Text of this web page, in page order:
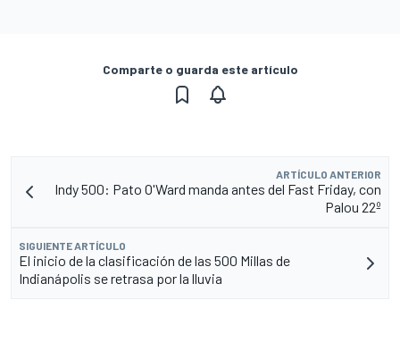
Comparte o guarda este artículo
ARTÍCULO ANTERIOR
Indy 500: Pato O'Ward manda antes del Fast Friday, con
Palou 22º
SIGUIENTE ARTÍCULO
El inicio de la clasificación de las 500 Millas de
Indianápolis se retrasa por la lluvia